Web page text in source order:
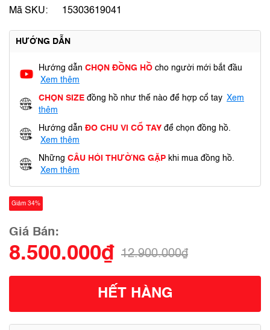
Mã SKU: 15303619041
HƯỚNG DẪN
Hướng dẫn CHỌN ĐỒNG HỒ cho người mới bắt đầu
Xem thêm
CHỌN SIZE đồng hồ như thế nào để hợp cổ tay Xem
thêm
Hướng dẫn ĐO CHU VI CỔ TAY để chọn đồng hồ.
Xem thêm
Những CÂU HỎI THƯỜNG GẶP khi mua đồng hồ.
Xem thêm
Giảm 34%
Giá Bán:
8.500.000₫ 12.900.000₫
HẾT HÀNG